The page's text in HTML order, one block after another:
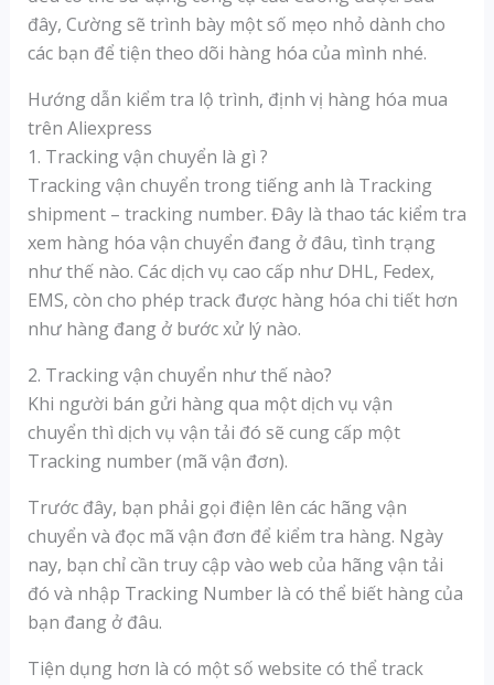
đây, Cường sẽ trình bày một số mẹo nhỏ dành cho
các bạn để tiện theo dõi hàng hóa của mình nhé.
Hướng dẫn kiểm tra lộ trình, định vị hàng hóa mua
trên Aliexpress
1. Tracking vận chuyển là gì ?
Tracking vận chuyển trong tiếng anh là Tracking
shipment – tracking number. Đây là thao tác kiểm tra
xem hàng hóa vận chuyển đang ở đâu, tình trạng
như thế nào. Các dịch vụ cao cấp như DHL, Fedex,
EMS, còn cho phép track được hàng hóa chi tiết hơn
như hàng đang ở bước xử lý nào.
2. Tracking vận chuyển như thế nào?
Khi người bán gửi hàng qua một dịch vụ vận
chuyển thì dịch vụ vận tải đó sẽ cung cấp một
Tracking number (mã vận đơn).
Trước đây, bạn phải gọi điện lên các hãng vận
chuyển và đọc mã vận đơn để kiểm tra hàng. Ngày
nay, bạn chỉ cần truy cập vào web của hãng vận tải
đó và nhập Tracking Number là có thể biết hàng của
bạn đang ở đâu.
Tiện dụng hơn là có một số website có thể track